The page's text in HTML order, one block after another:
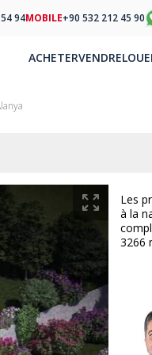
Les
à la
3266
94MOBILE+90 532 212 45 90
ACHETERVENDRE